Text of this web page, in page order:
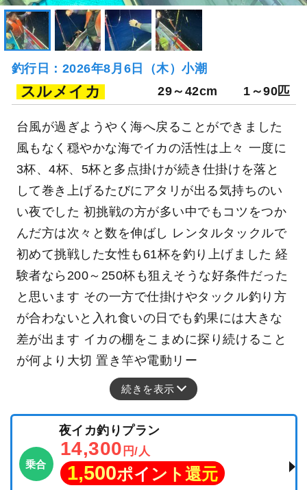
釣行日：2026年8月6日（木）小潮
スルメイカ 29～42cm 1～90匹
台風が過ぎようやく海へ戻ることができました
風もなく穏やかな海でイカの活性は上々 一度に
3杯、4杯、5杯と多点掛けが続き仕掛けを落と
して巻き上げるたびにアタリが出る気持ちのい
い夜でした 初挑戦の方が多い中でもコツをつか
んだ方は次々と数を伸ばし レンタルタックルで
初めて挑戦した女性も61杯を釣り上げました 経
験者なら200～250杯も狙えそうな好条件だった
と思います その一方で仕掛けやタックル釣り方
が合わないと入れ食いの日でも釣果には大きな
差が出ます イカの棚をこまめに探り続けること
が何より大切 置き竿や電動リー
続きを表示
乗合
夜イカ釣りプラン
14,300 円/人
1,500ポイント還元